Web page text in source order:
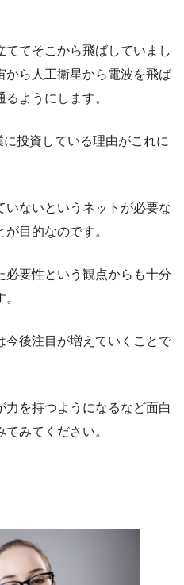
ててそこから飛ばしていまし
から人工衛星から電波を飛ば
ようにします。
投資している理由がこれに
いないというネットが必要な
目的なのです。
要性という観点からも十分
今後注目が増えていくことで
を持つようになるなど面白
みてください。